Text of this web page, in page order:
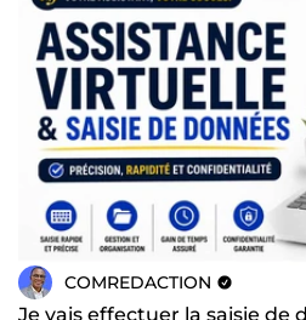
COMREDACTION
Je vais effectuer la saisie de